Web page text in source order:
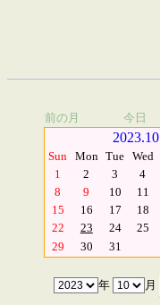
前の月 今日
2023.10
Sun Mon Tue Wed
1
2 3 4
8
9 10 11
15
16 17 18
22
23 24 25
29
30 31
年 月